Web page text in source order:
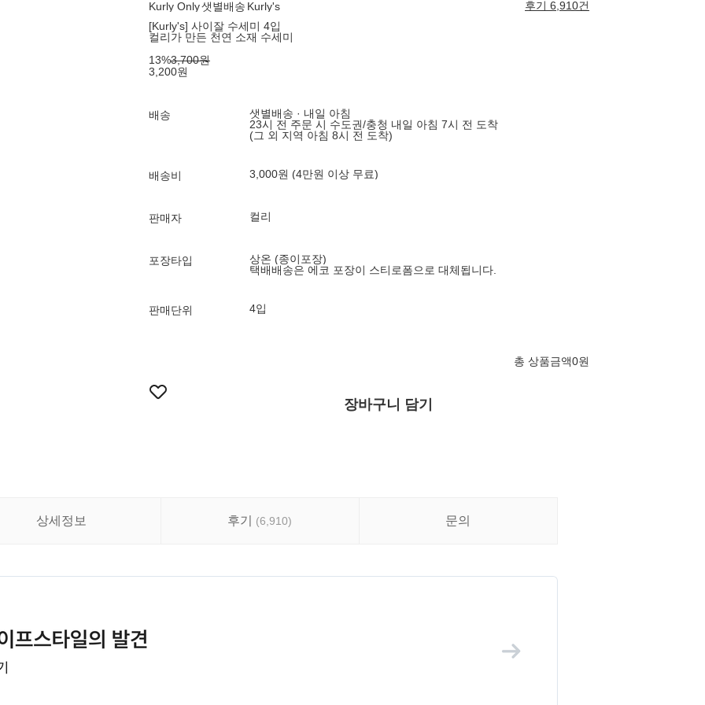
Kurly Only샛별배송 Kurly's
후기 6,910건
[Kurly's] 사이잘 수세미 4입
컬리가 만든 천연 소재 수세미
13%3,700원
3,200원
배송
샛별배송 · 내일 아침
23시 전 주문 시 수도권/충청 내일 아침 7시 전 도착
(그 외 지역 아침 8시 전 도착)
배송비 3,000원 (4만원 이상 무료)
판매자 컬리
포장타입
상온 (종이포장)
택배배송은 에코 포장이 스티로폼으로 대체됩니다.
판매단위 4입
총 상품금액0원
장바구니 담기
상세정보 후기 (6,910) 문의